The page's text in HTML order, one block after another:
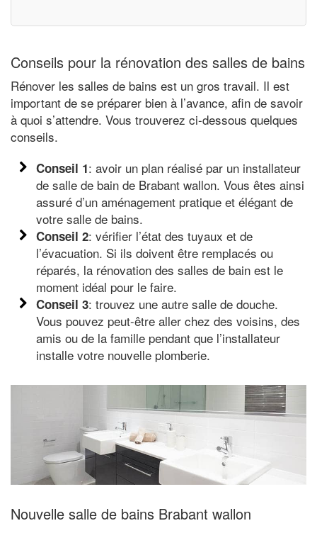
Conseils pour la rénovation des salles de bains
Rénover les salles de bains est un gros travail. Il est
important de se préparer bien à l’avance, afin de savoir
à quoi s’attendre. Vous trouverez ci-dessous quelques
conseils.
Conseil 1: avoir un plan réalisé par un installateur
de salle de bain de Brabant wallon. Vous êtes ainsi
assuré d’un aménagement pratique et élégant de
votre salle de bains.
Conseil 2: vérifier l’état des tuyaux et de
l’évacuation. Si ils doivent être remplacés ou
réparés, la rénovation des salles de bain est le
moment idéal pour le faire.
Conseil 3: trouvez une autre salle de douche.
Vous pouvez peut-être aller chez des voisins, des
amis ou de la famille pendant que l’installateur
installe votre nouvelle plomberie.
Nouvelle salle de bains Brabant wallon